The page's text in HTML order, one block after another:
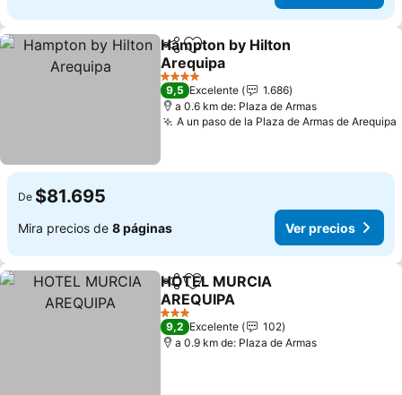
CompartirAgregar a favoritos
Hampton by Hilton
Arequipa
Ver precios
4 Estrellas
9,5 Excelente
1.686
a 0.6 km de: Plaza de Armas
A un paso de la Plaza de Armas de Arequipa
De $81.695
Mira precios de 8 páginas Ver precios
CompartirAgregar a favoritos
HOTEL MURCIA
AREQUIPA
Ver precios
3 Estrellas
9,2 Excelente
102
a 0.9 km de: Plaza de Armas